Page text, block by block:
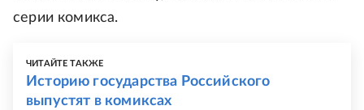
серии комикса.
ЧИТАЙТЕ ТАКЖЕ
Историю государства Российского
выпустят в комиксах